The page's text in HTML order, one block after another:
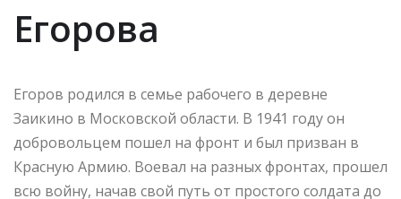
Егорова
Егоров родился в семье рабочего в деревне
Заикино в Московской области. В 1941 году он
добровольцем пошел на фронт и был призван в
Красную Армию. Воевал на разных фронтах, прошел
всю войну, начав свой путь от простого солдата до